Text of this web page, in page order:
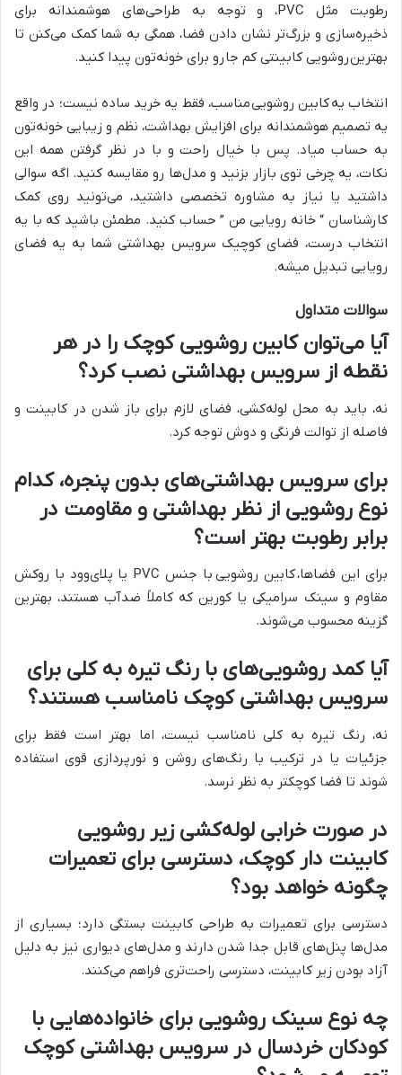
رطوبت مثل PVC، و توجه به طراحی‌های هوشمندانه برای
ذخیره‌سازی و بزرگ‌تر نشان دادن فضا، همگی به شما کمک می‌کنن تا
بهترین روشویی کابینتی کم جارو برای خونه‌تون پیدا کنید.
انتخاب یهکابین روشوییمناسب، فقط یه خرید ساده نیست؛ در واقع
یه تصمیم هوشمندانه برای افزایش بهداشت، نظم و زیبایی خونه‌تون
به حساب میاد. پس با خیال راحت و با در نظر گرفتن همه این
نکات، یه چرخی توی بازار بزنید و مدل‌ها رو مقایسه کنید. اگه سوالی
داشتید یا نیاز به مشاوره تخصصی داشتید، می‌تونید روی کمک
کارشناسان “ خانه رویایی من ” حساب کنید. مطمئن باشید که با یه
انتخاب درست، فضای کوچیک سرویس بهداشتی شما به یه فضای
رویایی تبدیل میشه.
سوالات متداول
آیا می‌توان کابین روشویی کوچک را در هر
نقطه از سرویس بهداشتی نصب کرد؟
نه، باید به محل لوله‌کشی، فضای لازم برای باز شدن در کابینت و
فاصله از توالت فرنگی و دوش توجه کرد.
برای سرویس بهداشتی‌های بدون پنجره، کدام
نوع روشویی از نظر بهداشتی و مقاومت در
برابر رطوبت بهتر است؟
برای این فضاها،کابین روشویی
با جنس PVC یا پلای‌وود با روکش
مقاوم و سینک سرامیکی یا کورین که کاملاً ضدآب هستند، بهترین
گزینه محسوب می‌شوند.
آیا کمد روشویی‌های با رنگ تیره به کلی برای
سرویس بهداشتی کوچک نامناسب هستند؟
نه، رنگ تیره به کلی نامناسب نیست، اما بهتر است فقط برای
جزئیات یا در ترکیب با رنگ‌های روشن و نورپردازی قوی استفاده
شوند تا فضا کوچکتر به نظر نرسد.
در صورت خرابی لوله‌کشی زیر روشویی
کابینت دار کوچک، دسترسی برای تعمیرات
چگونه خواهد بود؟
دسترسی برای تعمیرات به طراحی کابینت بستگی دارد؛ بسیاری از
مدل‌ها پنل‌های قابل جدا شدن دارند و مدل‌های دیواری نیز به دلیل
آزاد بودن زیر کابینت، دسترسی راحت‌تری فراهم می‌کنند.
چه نوع سینک روشویی برای خانواده‌هایی با
کودکان خردسال در سرویس بهداشتی کوچک